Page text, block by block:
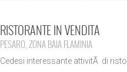
RISTORANTE IN VENDITA
PESARO, ZONA BAIA FLAMINIA
Cedesi interessante attivitÃ di